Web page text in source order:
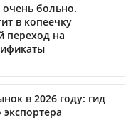
больно.
в копеечку
переход на
в 2026 году: гид